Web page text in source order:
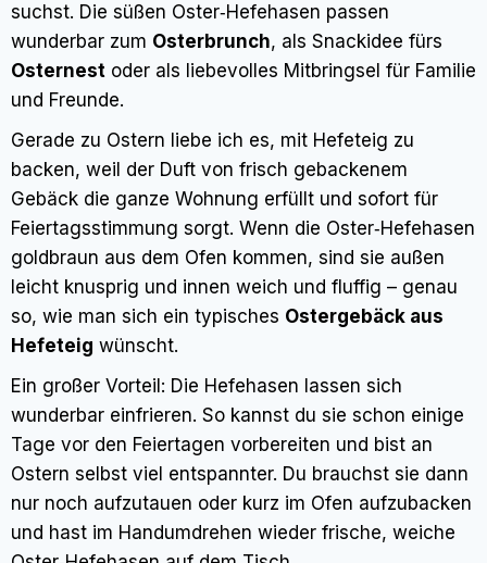
suchst. Die süßen Oster‑Hefehasen passen
wunderbar zum Osterbrunch, als Snackidee fürs
Osternest oder als liebevolles Mitbringsel für Familie
und Freunde.
Gerade zu Ostern liebe ich es, mit Hefeteig zu
backen, weil der Duft von frisch gebackenem
Gebäck die ganze Wohnung erfüllt und sofort für
Feiertagsstimmung sorgt. Wenn die Oster‑Hefehasen
goldbraun aus dem Ofen kommen, sind sie außen
leicht knusprig und innen weich und fluffig – genau
so, wie man sich ein typisches Ostergebäck aus
Hefeteig wünscht.
Ein großer Vorteil: Die Hefehasen lassen sich
wunderbar einfrieren. So kannst du sie schon einige
Tage vor den Feiertagen vorbereiten und bist an
Ostern selbst viel entspannter. Du brauchst sie dann
nur noch aufzutauen oder kurz im Ofen aufzubacken
und hast im Handumdrehen wieder frische, weiche